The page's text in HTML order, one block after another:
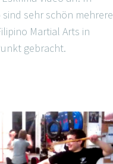
sehr schön mehrere
Martial Arts in
gebracht.